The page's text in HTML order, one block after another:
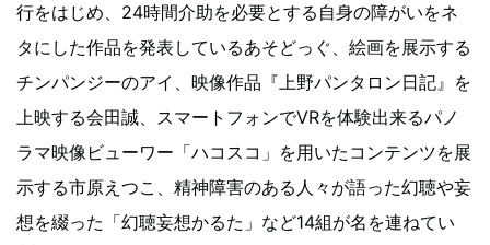
行をはじめ、24時間介助を必要とする自身の障がいをネ
タにした作品を発表しているあそどっぐ、絵画を展示する
チンパンジーのアイ、映像作品『上野パンタロン日記』を
上映する会田誠、スマートフォンでVRを体験出来るパノ
ラマ映像ビューワー「ハコスコ」を用いたコンテンツを展
示する市原えつこ、精神障害のある人々が語った幻聴や妄
想を綴った「幻聴妄想かるた」など14組が名を連ねてい